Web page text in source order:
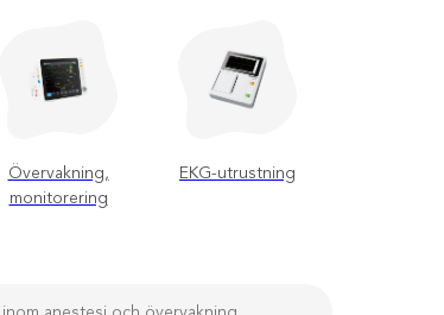
Övervakning,
monitorering
EKG-utrustning